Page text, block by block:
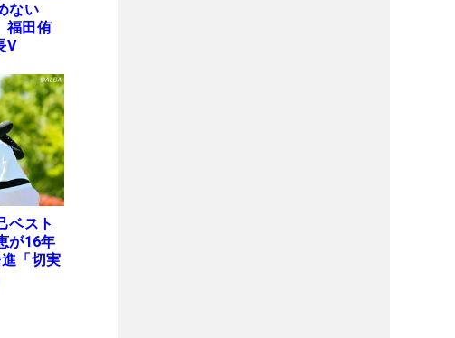
ない
田侑
V
ベスト
が16年
「切実